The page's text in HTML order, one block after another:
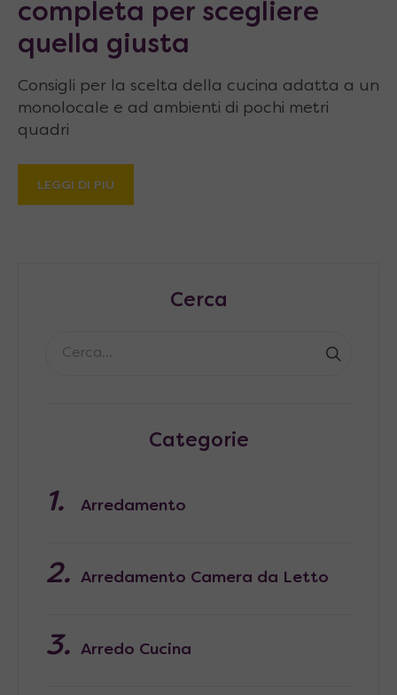
completa per scegliere
quella giusta
Consigli per la scelta della cucina adatta a un
monolocale e ad ambienti di pochi metri
quadri
LEGGI DI PIÙ
Cerca
Categorie
Arredamento
Arredamento Camera da Letto
Arredo Cucina